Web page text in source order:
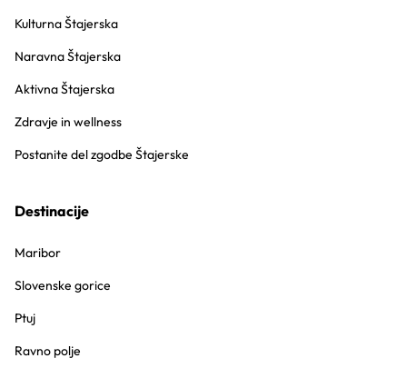
Kulturna Štajerska
Naravna Štajerska
Aktivna Štajerska
Zdravje in wellness
Postanite del zgodbe Štajerske
Destinacije
Maribor
Slovenske gorice
Ptuj
Ravno polje